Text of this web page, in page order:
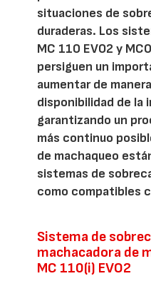
situaciones de
duraderas. Los
MC 110 EVO2 y
persiguen un
aumentar de
disponibilidad de la
garantizando un
más continuo
de machaqueo
sistemas de
como compatibles
Sistema de
machacadora de
MC 110(i) EVO2